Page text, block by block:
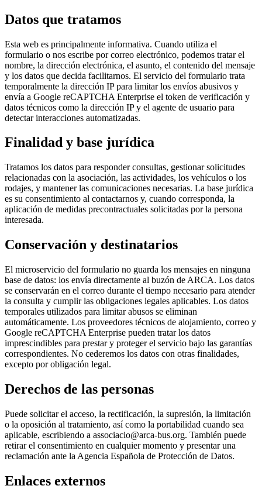
Datos que tratamos
Esta web es principalmente informativa. Cuando utiliza el
formulario o nos escribe por correo electrónico, podemos tratar el
nombre, la dirección electrónica, el asunto, el contenido del mensaje
y los datos que decida facilitarnos. El servicio del formulario trata
temporalmente la dirección IP para limitar los envíos abusivos y
envía a Google reCAPTCHA Enterprise el token de verificación y
datos técnicos como la dirección IP y el agente de usuario para
detectar interacciones automatizadas.
Finalidad y base jurídica
Tratamos los datos para responder consultas, gestionar solicitudes
relacionadas con la asociación, las actividades, los vehículos o los
rodajes, y mantener las comunicaciones necesarias. La base jurídica
es su consentimiento al contactarnos y, cuando corresponda, la
aplicación de medidas precontractuales solicitadas por la persona
interesada.
Conservación y destinatarios
El microservicio del formulario no guarda los mensajes en ninguna
base de datos: los envía directamente al buzón de ARCA. Los datos
se conservarán en el correo durante el tiempo necesario para atender
la consulta y cumplir las obligaciones legales aplicables. Los datos
temporales utilizados para limitar abusos se eliminan
automáticamente. Los proveedores técnicos de alojamiento, correo y
Google reCAPTCHA Enterprise pueden tratar los datos
imprescindibles para prestar y proteger el servicio bajo las garantías
correspondientes. No cederemos los datos con otras finalidades,
excepto por obligación legal.
Derechos de las personas
Puede solicitar el acceso, la rectificación, la supresión, la limitación
o la oposición al tratamiento, así como la portabilidad cuando sea
aplicable, escribiendo a associacio@arca-bus.org. También puede
retirar el consentimiento en cualquier momento y presentar una
reclamación ante la Agencia Española de Protección de Datos.
Enlaces externos